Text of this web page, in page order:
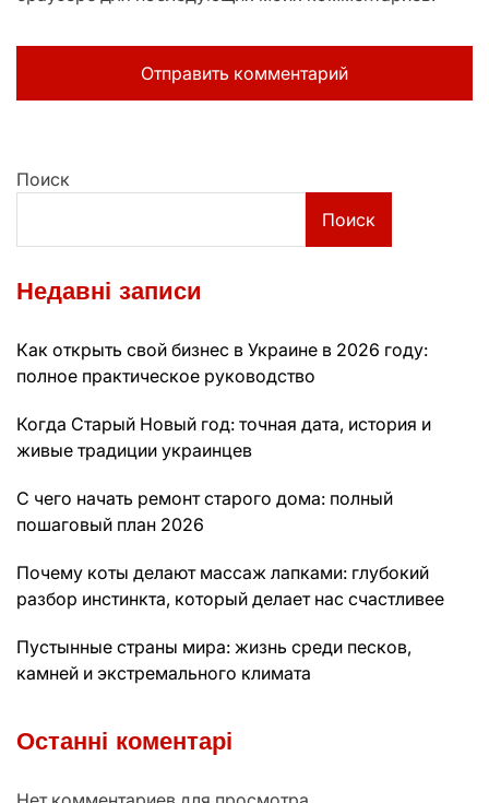
Поиск
Поиск
Недавні записи
Как открыть свой бизнес в Украине в 2026 году:
полное практическое руководство
Когда Старый Новый год: точная дата, история и
живые традиции украинцев
С чего начать ремонт старого дома: полный
пошаговый план 2026
Почему коты делают массаж лапками: глубокий
разбор инстинкта, который делает нас счастливее
Пустынные страны мира: жизнь среди песков,
камней и экстремального климата
Останні коментарі